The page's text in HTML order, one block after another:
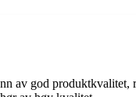
av god produktkvalitet,